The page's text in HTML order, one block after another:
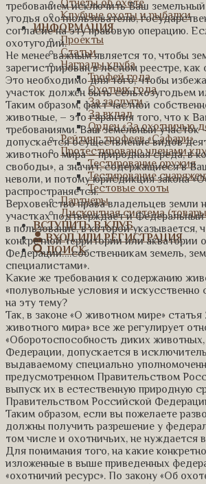
Отчеты об охоте
Клубные охоты и рыбалки
ИНФОРМАЦИЯ
Проекты
Статьи
Награды клуба
Трофей года
Охотник года
За заслуги
За вклад
Орден «За охотничью
Рейтинг трофеев «Сафари»
Протестировано членами
Тестирование оружия
Тестирование
Тестовые охоты
Партнеры
Дисконтная система
ВСТУПИТЬ В КЛУБ
ВХОД ИЛИ РЕГИСТРАЦИЯ
ПОИСК
требованием исключить Ваш
угодья охотпользователю,
согласие на эту правовую операцию.
охотугодий.
Не менее важным является то, чтобы
зарегистрирован в лесном реестре,
Это необходимо для того, чтобы
участок должен быть сельхозугодьем
Таким образом, факт частной
животные, – это гарантия того, что к
требованиями. Ваш земельный участок
допускается осуществление видов
животного мира – природная среда, в
свободы», а значит, содержащиеся в
неволи, и потому юрисдикция закона
распространяется.
Верховенство права владельцев
участках подтверждает и
в пользование, в которой
конкретной территории или
Федерации:…собственникам земель,
специалистами».
Какие же требования к содержанию
«полувольные условия и
на эту тему?
Так, в законе «О животном мире»
животного мира» все же регулирует
«Оборотоспособность диких
Федерации, допускается в
выдаваемому специально
предусмотренном Правительством
выпуск их в естественную природную
Правительством Российской
Таким образом, если вы пожелаете
должны получить разрешение у
том числе и охотничьих, не нуждается
Для понимания того, на какие
изложенные в выше приведенных
«охотничий ресурс». По закону «Об